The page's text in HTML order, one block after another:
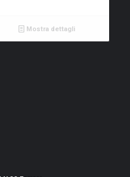
Mostra dettagli